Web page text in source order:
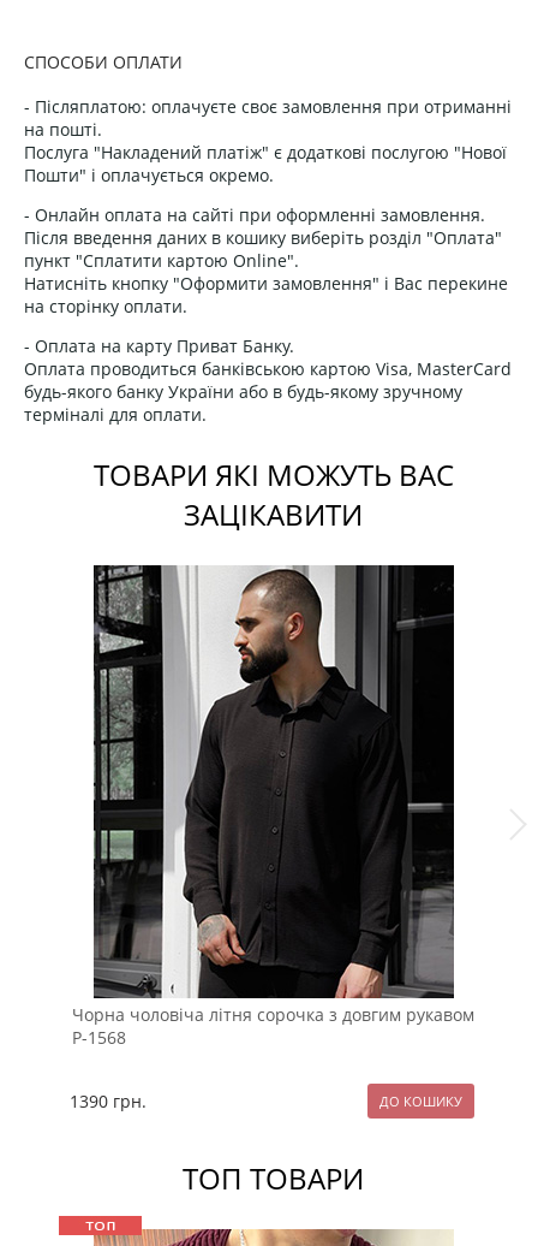
СПОСОБИ ОПЛАТИ
- Післяплатою: оплачуєте своє замовлення при отриманні
на пошті.
Послуга "Накладений платіж" є додаткові послугою "Нової
Пошти" і оплачується окремо.
- Онлайн оплата на сайті при оформленні замовлення.
Після введення даних в кошику виберіть розділ "Оплата"
пункт "Сплатити картою Online".
Натисніть кнопку "Оформити замовлення" і Вас перекине
на сторінку оплати.
- Оплата на карту Приват Банку.
Оплата проводиться банківською картою Visa, MasterCard
будь-якого банку України або в будь-якому зручному
терміналі для оплати.
ТОВАРИ ЯКІ МОЖУТЬ ВАС
ЗАЦІКАВИТИ
Чорна чоловіча літня сорочка з довгим рукавом
Р-1568
1390 грн.
ТОП ТОВАРИ